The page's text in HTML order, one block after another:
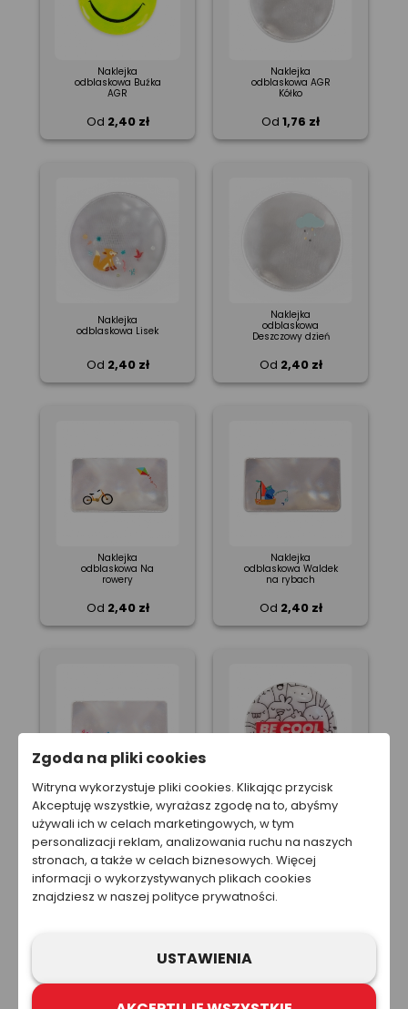
Naklejka
odblaskowa Buźka
AGR
Od 2,40 zł
Naklejka
odblaskowa AGR
Kółko
Od 1,76 zł
Naklejka
odblaskowa Lisek
Od 2,40 zł
Naklejka
odblaskowa
Deszczowy dzień
Od 2,40 zł
Naklejka
odblaskowa Na
rowery
Od 2,40 zł
Naklejka
odblaskowa Waldek
na rybach
Od 2,40 zł
Naklejka
odblaskowa
Truskawkowe Pole
Od2,40 zł
Naklejka
odblaskowa Be Cool
Od2,40 zł
Zgoda na pliki cookies
Witryna wykorzystuje pliki cookies. Klikając przycisk
Akceptuję wszystkie, wyrażasz zgodę na to, abyśmy
używali ich w celach marketingowych, w tym
personalizacji reklam, analizowania ruchu na naszych
stronach, a także w celach biznesowych. Więcej
informacji o wykorzystywanych plikach cookies
znajdziesz w naszej polityce prywatności.
USTAWIENIA